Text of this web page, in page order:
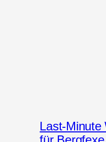
Last-Minute